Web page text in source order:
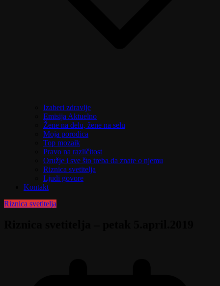
Izaberi zdravlje
Emisija Aktuelno
Žene na delu, žene na selu
Moja porodica
Top mozaik
Pravo na različitost
Oružje i sve što treba da znate o njemu
Riznica svetitelja
Ljudi govore
Kontakt
Riznica svetitelja